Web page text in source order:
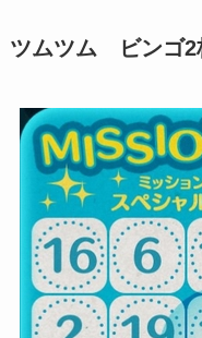
ツムツム ビンゴ2